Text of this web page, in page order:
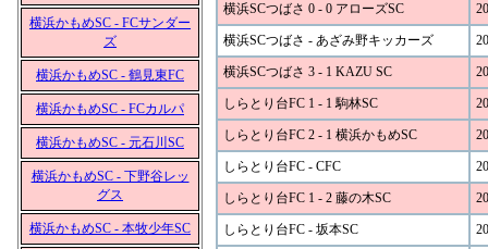
横浜かもめSC - FCサンダー
ズ
横浜かもめSC - 鶴見東FC
横浜かもめSC - FCカルパ
横浜かもめSC - 元石川SC
横浜かもめSC - 下野谷レッ
グス
横浜かもめSC - 本牧少年SC
横浜SCつばさ 0 - 0 アローズSC
横浜SCつばさ - あざみ野キッカーズ
横浜SCつばさ 3 - 1 KAZU SC
しらとり台FC 1 - 1 駒林SC
しらとり台FC 2 - 1 横浜かもめSC
しらとり台FC - CFC
しらとり台FC 1 - 2 藤の木SC
しらとり台FC - 坂本SC